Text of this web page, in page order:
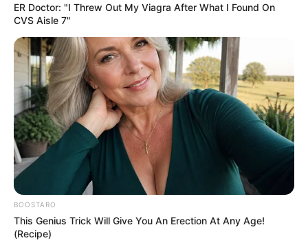
ER Doctor: "I Threw Out My Viagra After What I Found On
CVS Aisle 7"
BOOSTARO
This Genius Trick Will Give You An Erection At Any Age!
(Recipe)